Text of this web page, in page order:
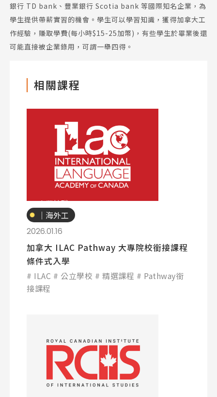
銀行 TD bank、豐業銀行 Scotia bank 等國際知名企業，為
學生提供帶薪實習的機會。學生可以學習知識，獲得加拿大工
作經驗，賺取學費(每小時$15-25加幣)，有些學生於畢業後還
可能直接被企業錄用，可謂一舉四得。
相關課程
專業技職
｜海外工
讀
2026.01.16
加拿大 ILAC Pathway 大專院校銜接課程
條件式入學
ILAC 公立學校 精選課程
Pathway銜
接課程